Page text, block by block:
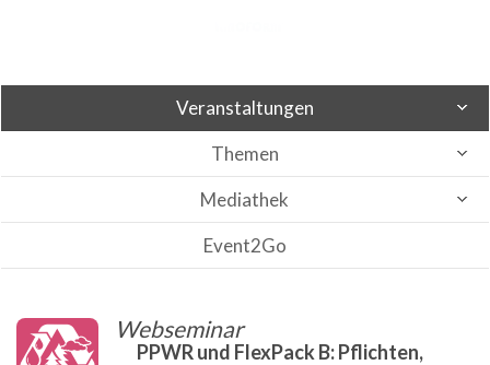
Veranstaltungen
Themen
Mediathek
Event2Go
Webseminar
PPWR und FlexPack B: Pflichten,